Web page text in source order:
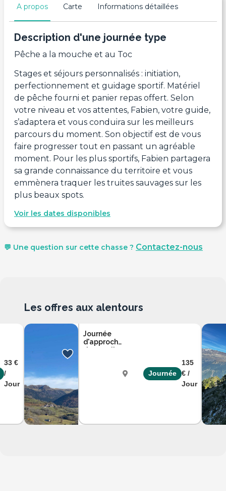
A propos Carte Informations détaillées
Description d'une journée type
Pêche a la mouche et au Toc
Stages et séjours personnalisés : initiation,
perfectionnement et guidage sportif. Matériel
de pêche fourni et panier repas offert. Selon
votre niveau et vos attentes, Fabien, votre guide,
s’adaptera et vous conduira sur les meilleurs
parcours du moment. Son objectif est de vous
faire progresser tout en passant un agréable
moment. Pour les plus sportifs, Fabien partagera
sa grande connaissance du territoire et vous
emmènera traquer les truites sauvages sur les
plus beaux spots.
Voir les dates disponibles
💬 Une question sur cette chasse ? Contactez-nous
33 €
/
Jour
Journée
d'approche
du sanglier
Journée
135
€ /
Jour
Les offres aux alentours